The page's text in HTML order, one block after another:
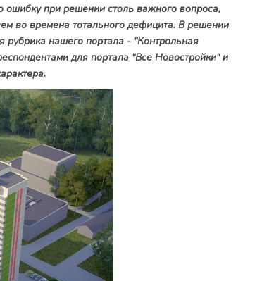
при решении столь важного вопроса,
во времена тотального дефицита. В решении
рубрика нашего портала - "Контрольная
для портала "Все Новостройки" и